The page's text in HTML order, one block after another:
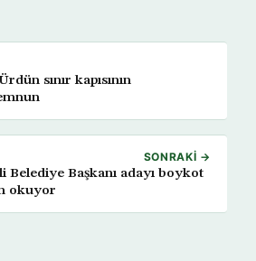
sınır kapısının
SONRAKI →
Belediye Başkanı adayı boykot
okuyor